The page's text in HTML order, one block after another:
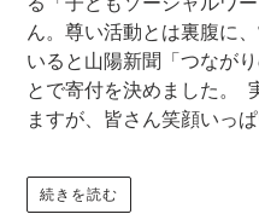
ん。尊い活動とは裏腹に
いると山陽新聞「つなが
とで寄付を決めました。
ますが、皆さん笑顔いっ
続きを読む